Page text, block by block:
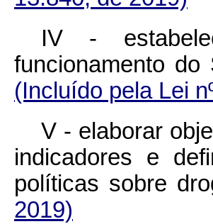
IV -
funcionamento
(Incluído pela Lei
V - elaborar
indicadores e
políticas
2019)